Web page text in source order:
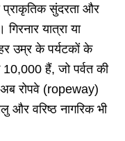
प्राकृतिक सुंदरता और
यात्रा या
उम्र के पर्यटकों के
10,000 हैं, जो पर्वत की
अब रोपवे (ropeway)
और वरिष्ठ नागरिक भी